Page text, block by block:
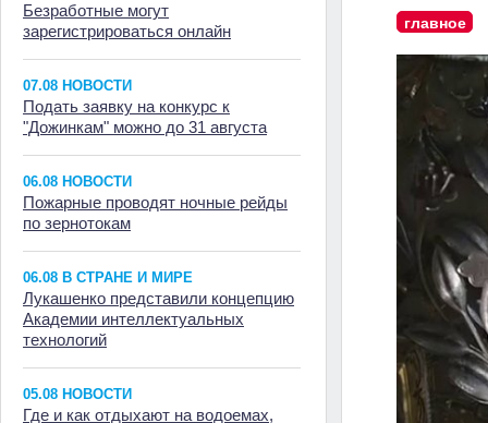
Безработные могут
зарегистрироваться онлайн
07.08 НОВОСТИ
Подать заявку на конкурс к
"Дожинкам" можно до 31 августа
06.08 НОВОСТИ
Пожарные проводят ночные рейды
по зернотокам
06.08 В СТРАНЕ И МИРЕ
Лукашенко представили концепцию
Академии интеллектуальных
технологий
05.08 НОВОСТИ
Где и как отдыхают на водоемах,
главное